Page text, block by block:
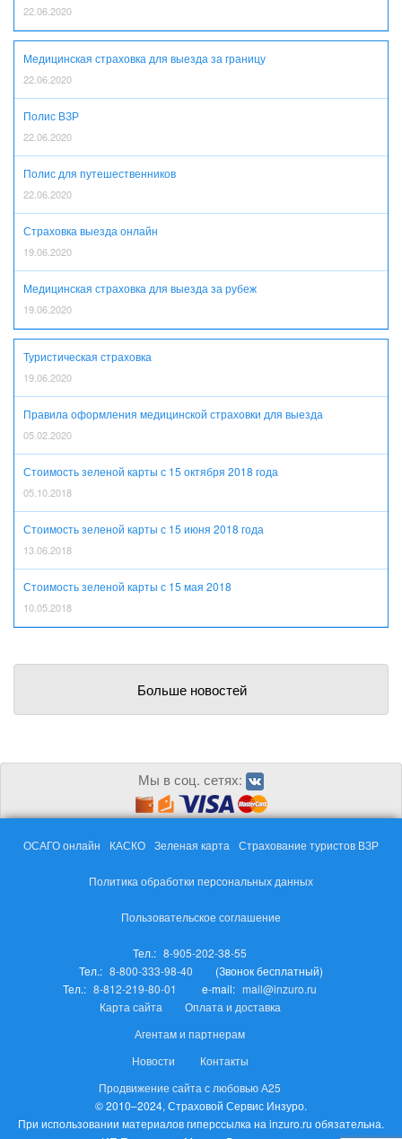
22.06.2020
Медицинская страховка для выезда за границу
22.06.2020
Полис ВЗР
22.06.2020
Полис для путешественников
22.06.2020
Страховка выезда онлайн
19.06.2020
Медицинская страховка для выезда за рубеж
19.06.2020
Туристическая страховка
19.06.2020
Правила оформления медицинской страховки для выезда
05.02.2020
Стоимость зеленой карты с 15 октября 2018 года
05.10.2018
Стоимость зеленой карты с 15 июня 2018 года
13.06.2018
Стоимость зеленой карты с 15 мая 2018
10.05.2018
Больше новостей
Мы в соц. сетях:
ОСАГО онлайн КАСКО Зеленая карта Страхование туристов ВЗР
Политика обработки персональных данных
Пользовательское соглашение
Тел.: 8-905-202-38-55
Тел.: 8-800-333-98-40
(Звонок бесплатный)
Тел.: 8-812-219-80-01 e-mail: mail@inzuro.ru
Карта сайта
Оплата и доставка
Агентам и партнерам
Новости
Контакты
Продвижение сайта с любовью А25
© 2010–2024, Страховой Сервис Инзуро.
При использовании материалов гиперссылка на inzuro.ru обязательна.